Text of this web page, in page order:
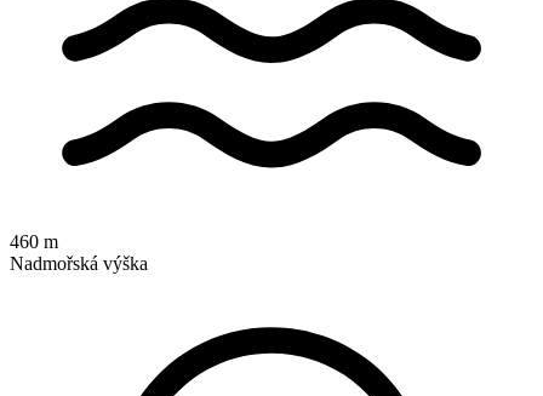
460 m
Nadmořská výška